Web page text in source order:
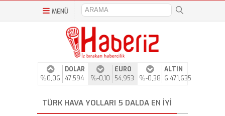
MENÜ
%0,06
DOLAR
47,594
%-0,10
EURO
54,953
%-0,38
ALTIN
6.471,635
TÜRK HAVA YOLLARI 5 DALDA EN IYI